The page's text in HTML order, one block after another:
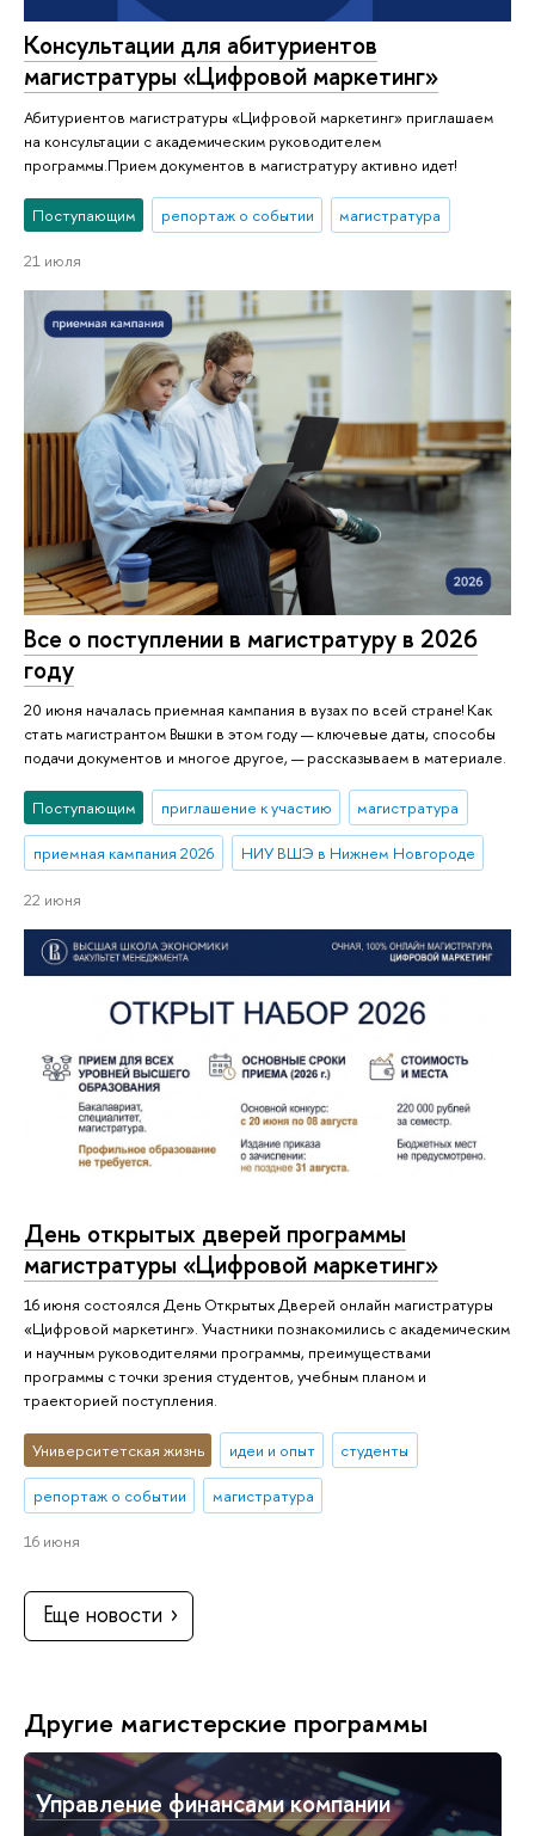
Консультации для абитуриентов
магистратуры «Цифровой маркетинг»
Абитуриентов магистратуры «Цифровой маркетинг» приглашаем
на консультации с академическим руководителем
программы.Прием документов в магистратуру активно идет!
Поступающим репортаж о событии магистратура
21 июля
Все о поступлении в магистратуру в 2026
году
20 июня началась приемная кампания в вузах по всей стране! Как
стать магистрантом Вышки в этом году — ключевые даты, способы
подачи документов и многое другое, — рассказываем в материале.
Поступающим приглашение к участию магистратура
приемная кампания 2026 НИУ ВШЭ в Нижнем Новгороде
22 июня
День открытых дверей программы
магистратуры «Цифровой маркетинг»
16 июня состоялся День Открытых Дверей онлайн магистратуры
«Цифровой маркетинг». Участники познакомились с академическим
и научным руководителями программы, преимуществами
программы с точки зрения студентов, учебным планом и
траекторией поступления.
Университетская жизнь идеи и опыт студенты
репортаж о событии магистратура
16 июня
Еще новости
Другие магистерские программы
Управление финансами компании